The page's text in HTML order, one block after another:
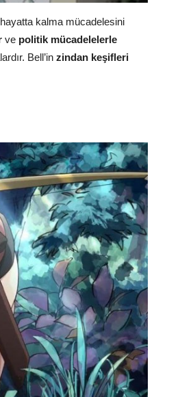
kalma mücadelesini
ve politik mücadelelerle
Bell’in zindan keşifleri